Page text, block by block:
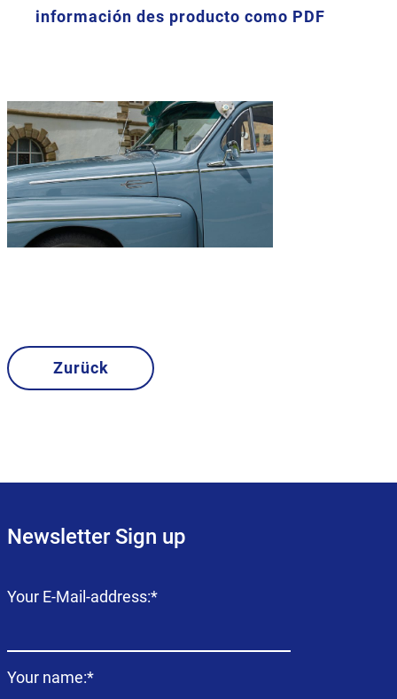
información des producto como PDF
Zurück
Newsletter Sign up
Campo
Your E-Mail-address:*
Campo
Your name:*